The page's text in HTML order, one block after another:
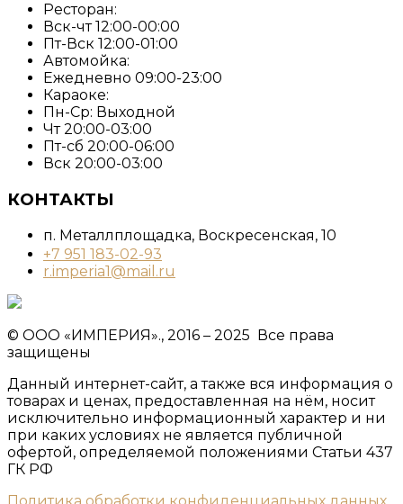
Ресторан:
Вск-чт 12:00-00:00
Пт-Вск 12:00-01:00
Автомойка:
Ежедневно 09:00-23:00
Караоке:
Пн-Ср: Выходной
Чт 20:00-03:00
Пт-сб 20:00-06:00
Вск 20:00-03:00
КОНТАКТЫ
п. Металлплощадка, ​Воскресенская, 10​
+7 951 183-02-93
r.imperia1@mail.ru
© ООО «ИМПЕРИЯ»., 2016 – 2025 Все права
защищены
Данный интернет-сайт, а также вся информация о
товарах и ценах, предоставленная на нём, носит
исключительно информационный характер и ни
при каких условиях не является публичной
офертой, определяемой положениями Статьи 437
ГК РФ